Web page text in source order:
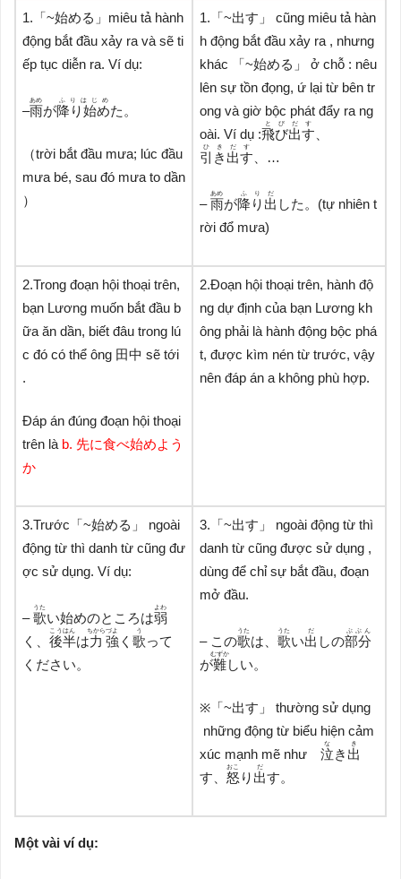
1.「~始める」miêu tả hành
động bắt đầu xảy ra và sẽ ti
ếp tục diễn ra. Ví dụ:
–雨
あめ
が降り始め
ふりはじめ
た。
（trời bắt đầu mưa; lúc đầu
mưa bé, sau đó mưa to dần
）
1.「~出す」 cũng miêu tả hàn
h động bắt đầu xảy ra , nhưng
khác 「~始める」 ở chỗ : nêu
lên sự tồn đọng, ứ lại từ bên tr
ong và giờ bộc phát đẩy ra ng
oài. Ví dụ :飛び出す
とびだす
、
引き出す
ひきだす
、…
–雨
あめ
が降り出
ふりだ
した。(tự nhiên t
rời đổ mưa)
2.Trong đoạn hội thoại trên,
bạn Lương muốn bắt đầu b
ữa ăn dần, biết đâu trong lú
c đó có thể ông 田中 sẽ tới
.
Đáp án đúng đoạn hội thoại
trên là b. 先に食べ始めよう
か
2.Đoạn hội thoại trên, hành độ
ng dự định của bạn Lương kh
ông phải là hành động bộc phá
t, được kìm nén từ trước, vậy
nên đáp án a không phù hợp.
3.Trước「~始める」 ngoài
động từ thì danh từ cũng đư
ợc sử dụng. Ví dụ:
–歌
うた
い始めのところは弱
よわ
く、 後半
こうはん
は力
ちから
強
づよ
く 歌
う
って
ください。
3.「~出す」 ngoài động từ thì
danh từ cũng được sử dụng ,
dùng để chỉ sự bắt đầu, đoạn
mở đầu.
– この歌
うた
は、 歌
うた
い出
だ
しの部分
ぶぶん
が難
むずか
しい。
※「~出す」 thường sử dụng
những động từ biểu hiện cảm
xúc mạnh mẽ như 泣
な
き 出
き
す、 怒
おこ
り 出
だ
す。
Một vài ví dụ: